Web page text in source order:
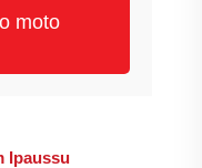
moto
Ipaussu